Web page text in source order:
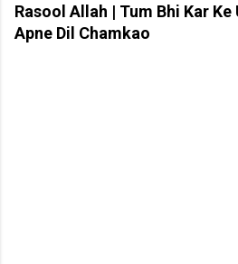
Rasool Allah | Tum Bhi Kar Ke
Apne Dil Chamkao